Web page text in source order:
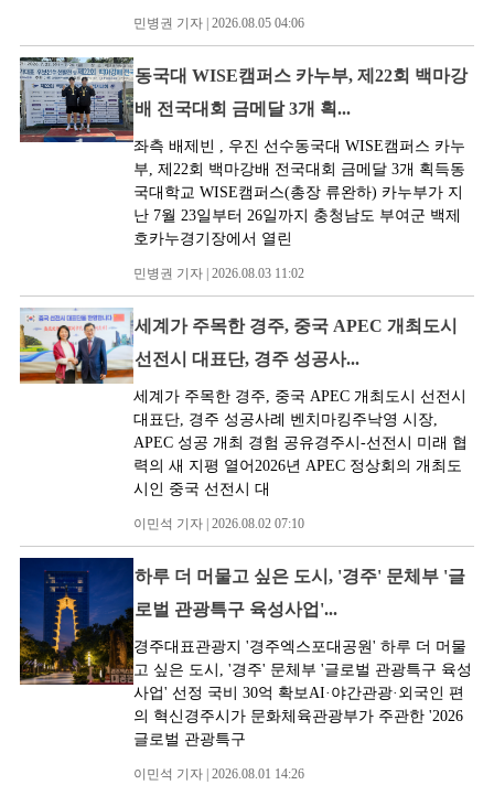
민병권 기자 | 2026.08.05 04:06
동국대 WISE캠퍼스 카누부, 제22회 백마강
배 전국대회 금메달 3개 획...
좌측 배제빈 , 우진 선수동국대 WISE캠퍼스 카누
부, 제22회 백마강배 전국대회 금메달 3개 획득동
국대학교 WISE캠퍼스(총장 류완하) 카누부가 지
난 7월 23일부터 26일까지 충청남도 부여군 백제
호카누경기장에서 열린
민병권 기자 | 2026.08.03 11:02
세계가 주목한 경주, 중국 APEC 개최도시
선전시 대표단, 경주 성공사...
세계가 주목한 경주, 중국 APEC 개최도시 선전시
대표단, 경주 성공사례 벤치마킹주낙영 시장,
APEC 성공 개최 경험 공유경주시-선전시 미래 협
력의 새 지평 열어2026년 APEC 정상회의 개최도
시인 중국 선전시 대
이민석 기자 | 2026.08.02 07:10
하루 더 머물고 싶은 도시, '경주' 문체부 '글
로벌 관광특구 육성사업'...
경주대표관광지 '경주엑스포대공원' 하루 더 머물
고 싶은 도시, '경주' 문체부 '글로벌 관광특구 육성
사업' 선정 국비 30억 확보AI·야간관광·외국인 편
의 혁신경주시가 문화체육관광부가 주관한 '2026
글로벌 관광특구
이민석 기자 | 2026.08.01 14:26